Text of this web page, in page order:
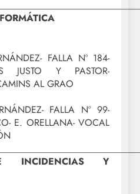
FALLA Nº 184-
JUSTO Y PASTOR-
AL GRAO
FALLA Nº 99-
E. ORELLANA- VOCAL
INCIDENCIAS Y